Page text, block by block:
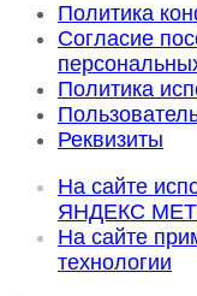
Политика
Согласие
Политика
Реквизиты
На сайте
ЯНДЕКС
На сайте
технологии